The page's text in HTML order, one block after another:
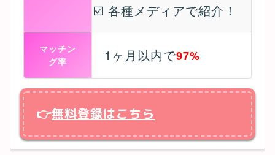
各種メディアで紹介！
マッチン
グ率
1ヶ月以内で97%
👉無料登録はこちら